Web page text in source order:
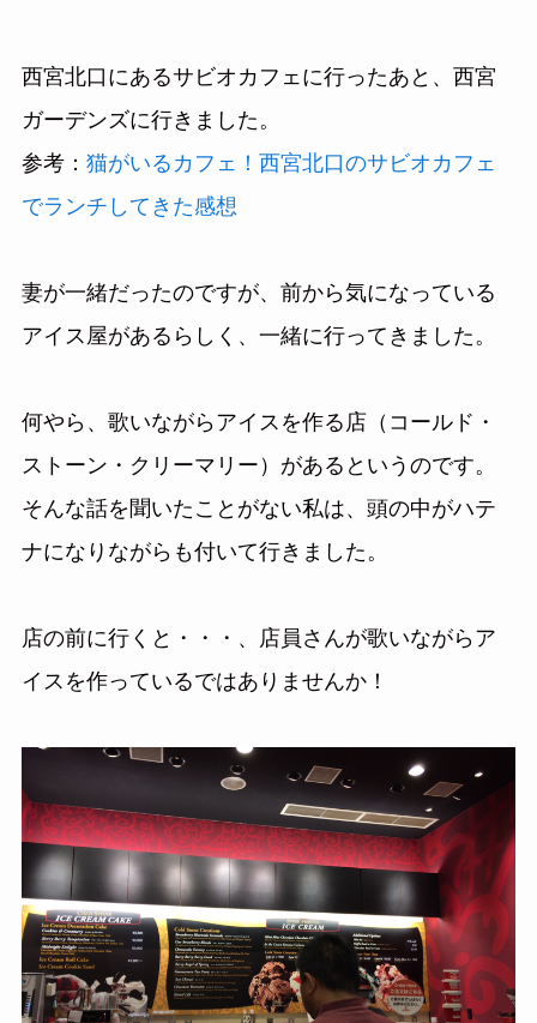
西宮北口にあるサビオカフェに行ったあと、西宮
ガーデンズに行きました。
参考： 猫がいるカフェ！西宮北口のサビオカフェ
でランチしてきた感想
妻が一緒だったのですが、前から気になっている
アイス屋があるらしく、一緒に行ってきました。
何やら、歌いながらアイスを作る店（コールド・
ストーン・クリーマリー）があるというのです。
そんな話を聞いたことがない私は、頭の中がハテ
ナになりながらも付いて行きました。
店の前に行くと・・・、店員さんが歌いながらア
イスを作っているではありませんか！